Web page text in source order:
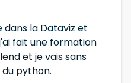
la Dataviz et
fait une formation
et je vais sans
python.